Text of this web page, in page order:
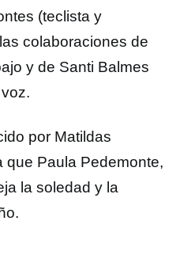
(teclista y
colaboraciones de
y de Santi Balmes
por Matildas
que Paula Pedemonte,
la soledad y la